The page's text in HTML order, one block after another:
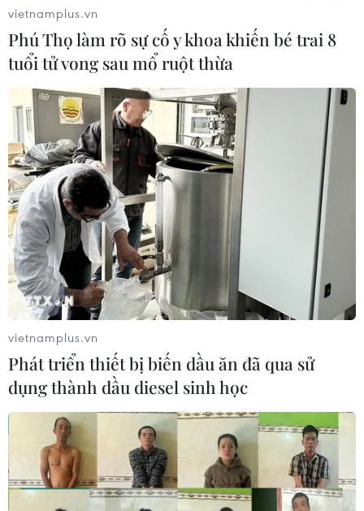
vietnamplus.vn
Phú Thọ làm rõ sự cố y khoa khiến bé trai 8
tuổi tử vong sau mổ ruột thừa
vietnamplus.vn
Phát triển thiết bị biến dầu ăn đã qua sử
dụng thành dầu diesel sinh học